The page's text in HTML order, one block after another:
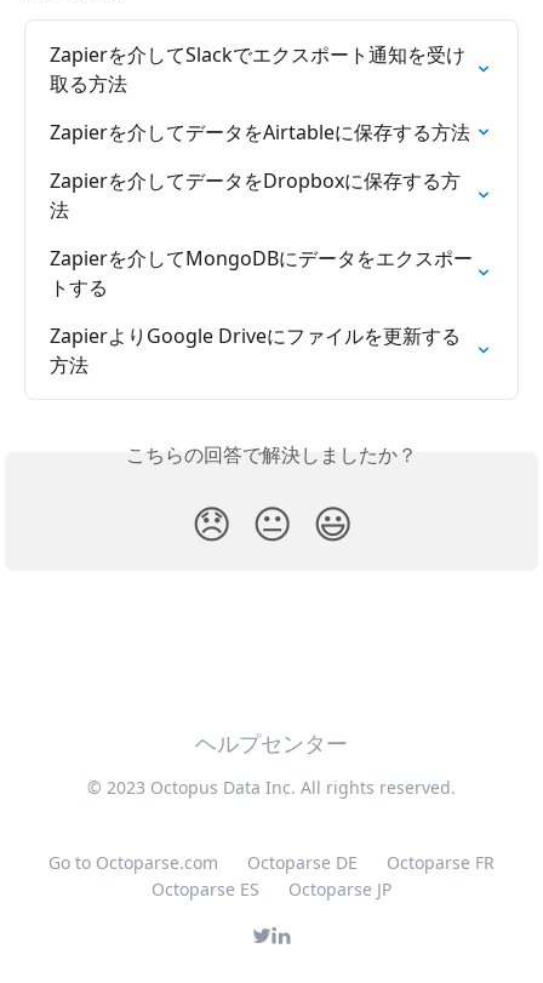
Zapierを介してSlackでエクスポート通知を受け
取る方法
Zapierを介してデータをAirtableに保存する方法
Zapierを介してデータをDropboxに保存する方
法
Zapierを介してMongoDBにデータをエクスポー
トする
ZapierよりGoogle Driveにファイルを更新する
方法
こちらの回答で解決しましたか？
😞 😐 😃
ヘルプセンター
© 2023 Octopus Data Inc. All rights reserved.
Go to Octoparse.com Octoparse DE
Octoparse FR
Octoparse ES
Octoparse JP